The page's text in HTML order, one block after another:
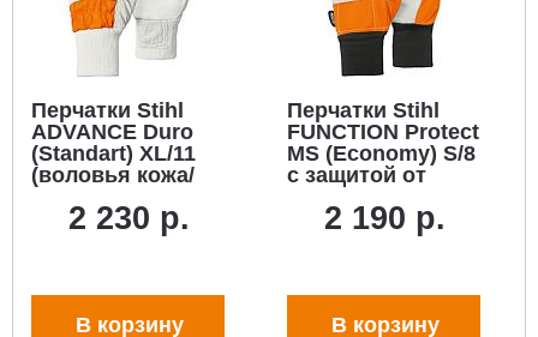
Перчатки Stihl
ADVANCE Duro
(Standart) XL/11
(воловья кожа/
2 230 р.
В корзину
Перчатки Stihl
FUNCTION Protect
MS (Economy) S/8
с защитой от
(воловья кожа/
2 190 р.
В корзину